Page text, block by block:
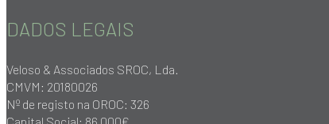
DADOS LEGAIS
Veloso & Associados SROC, Lda.
CMVM: 20180026
Nº de registo na OROC: 326